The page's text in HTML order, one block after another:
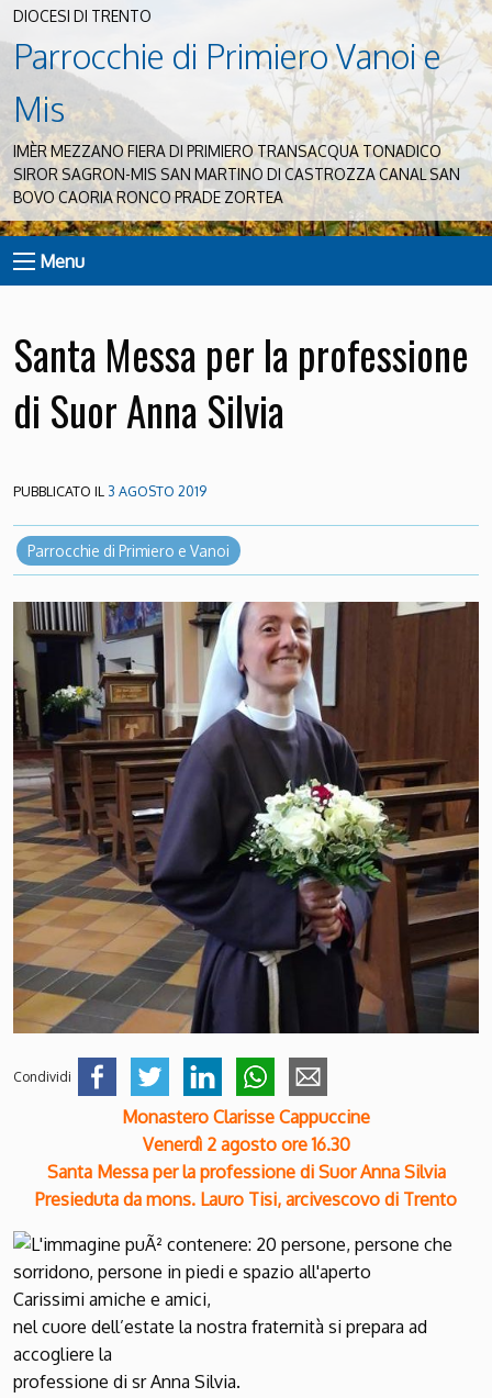
DIOCESI DI TRENTO
Parrocchie di Primiero Vanoi e
Mis
IMÈR MEZZANO FIERA DI PRIMIERO TRANSACQUA TONADICO
SIROR SAGRON-MIS SAN MARTINO DI CASTROZZA CANAL SAN
BOVO CAORIA RONCO PRADE ZORTEA
Menu
Santa Messa per la professione
di Suor Anna Silvia
PUBBLICATO IL 3 AGOSTO 2019
Parrocchie di Primiero e Vanoi
Condividi
Monastero Clarisse Cappuccine
Venerdì 2 agosto ore 16.30
Santa Messa per la professione di Suor Anna Silvia
Presieduta da mons. Lauro Tisi, arcivescovo di Trento
Carissimi amiche e amici,
nel cuore dell’estate la nostra fraternità si prepara ad
accogliere la
professione di sr Anna Silvia.